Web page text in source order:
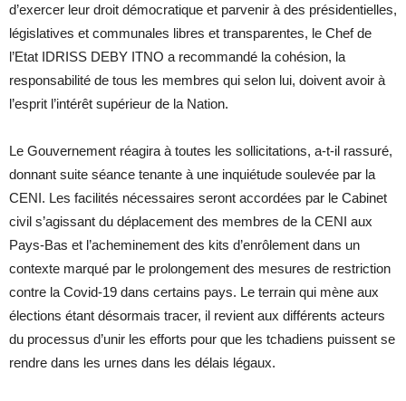
d’exercer leur droit démocratique et parvenir à des présidentielles,
législatives et communales libres et transparentes, le Chef de
l’Etat IDRISS DEBY ITNO a recommandé la cohésion, la
responsabilité de tous les membres qui selon lui, doivent avoir à
l’esprit l’intérêt supérieur de la Nation.
Le Gouvernement réagira à toutes les sollicitations, a-t-il rassuré,
donnant suite séance tenante à une inquiétude soulevée par la
CENI. Les facilités nécessaires seront accordées par le Cabinet
civil s’agissant du déplacement des membres de la CENI aux
Pays-Bas et l’acheminement des kits d’enrôlement dans un
contexte marqué par le prolongement des mesures de restriction
contre la Covid-19 dans certains pays. Le terrain qui mène aux
élections étant désormais tracer, il revient aux différents acteurs
du processus d’unir les efforts pour que les tchadiens puissent se
rendre dans les urnes dans les délais légaux.